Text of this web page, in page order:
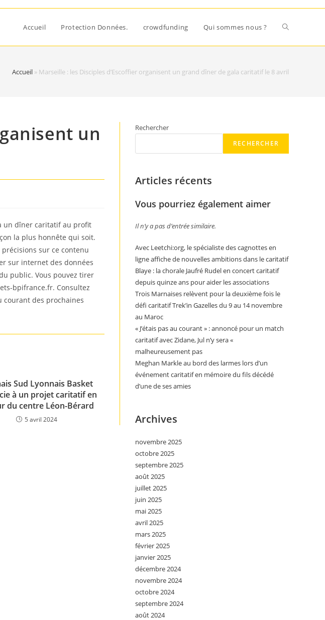
Accueil Protection Données. crowdfunding Qui sommes nous ?
Accueil » Marseille : les Disciples d’Escoffier organisent un grand dîner de gala caritatif le 8 avril
un
un dîner caritatif au profit
la plus honnête qui soit.
sur ce contenu
sur internet des données
public. Vous pouvez tirer
bpifrance.fr. Consultez
courant des prochaines
Sud Lyonnais Basket
à un projet caritatif en
du centre Léon-Bérard
5 avril 2024
Rechercher
RECHERCHER
Articles récents
Vous pourriez également aimer
Il n’y a pas d’entrée similaire.
Avec Leetchi:org, le spécialiste des cagnottes en
ligne affiche de nouvelles ambitions dans le caritatif
Blaye : la chorale Jaufré Rudel en concert caritatif
depuis quinze ans pour aider les associations
Trois Marnaises relèvent pour la deuxième fois le
défi caritatif Trek’in Gazelles du 9 au 14 novembre
au Maroc
« J’étais pas au courant » : annoncé pour un match
caritatif avec Zidane, Jul n’y sera «
malheureusement pas
Meghan Markle au bord des larmes lors d’un
événement caritatif en mémoire du fils décédé
d’une de ses amies
Archives
novembre 2025
octobre 2025
septembre 2025
août 2025
juillet 2025
juin 2025
mai 2025
avril 2025
mars 2025
février 2025
janvier 2025
décembre 2024
novembre 2024
octobre 2024
septembre 2024
août 2024